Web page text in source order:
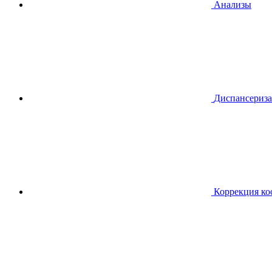
Анализы
Диспансериза
Коррекция